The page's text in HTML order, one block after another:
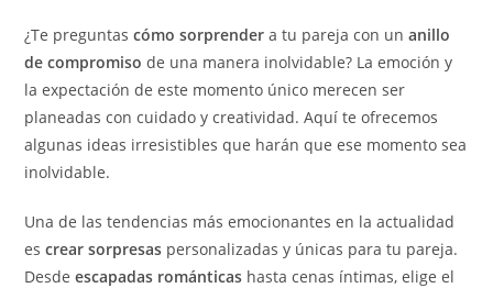
¿Te preguntascómo sorprender a tu pareja con unanillo
de compromiso de una manera inolvidable? La emoción y
la expectación de este momento único merecen ser
planeadas con cuidado y creatividad. Aquí te ofrecemos
algunas ideas irresistibles que harán que ese momento sea
inolvidable.
Una de las tendencias más emocionantes en la actualidad
escrear sorpresas personalizadas y únicas para tu pareja.
Desdeescapadas románticas hasta cenas íntimas, elige el